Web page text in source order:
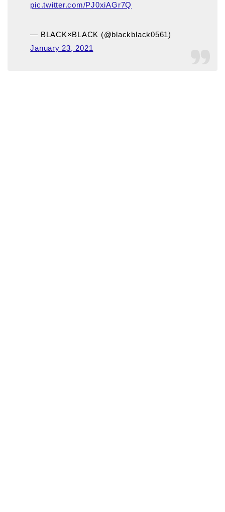
pic.twitter.com/PJ0xiAGr7Q
— BLACK×BLACK (@blackblack0561)
January 23, 2021